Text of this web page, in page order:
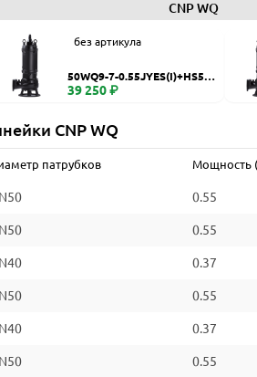
CNP WQ
без артикула
50WQ9-7-0.55JYES(I)+HS50
WQ
39 250 ₽
CNP WQ
патрубков Мощность
0.55
0.55
0.37
0.55
0.37
0.55